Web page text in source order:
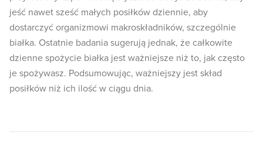
jeść nawet sześć małych posiłków dziennie, aby
dostarczyć organizmowi makroskładników, szczególnie
białka. Ostatnie badania sugerują jednak, że całkowite
dzienne spożycie białka jest ważniejsze niż to, jak często
je spożywasz. Podsumowując, ważniejszy jest skład
posiłków niż ich ilość w ciągu dnia.